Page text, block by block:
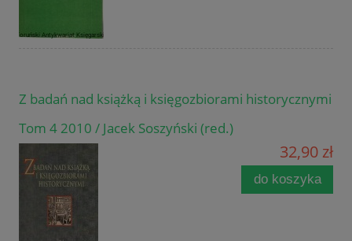
Z badań nad książką i księgozbiorami historycznymi
Tom 4 2010 / Jacek Soszyński (red.)
32,90 zł
do koszyka